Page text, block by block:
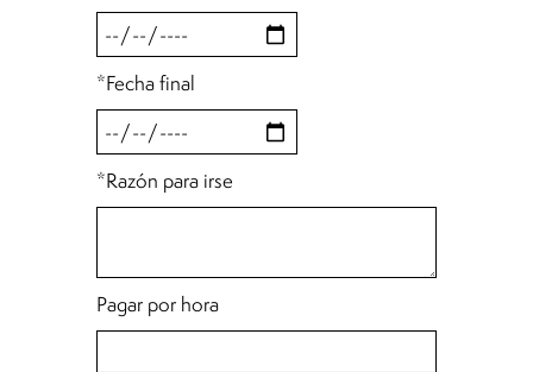
*Fecha final
*Razón para irse
Pagar por hora